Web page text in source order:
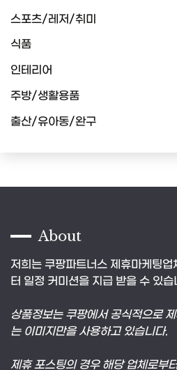
스포츠/레저/취미
식품
인테리어
주방/생활용품
출산/유아동/완구
About
저희는 쿠팡파트너스 제휴마케팅
터 일정 커미션을 지급 받을 수 있습
상품정보는 쿠팡에서 공식적으로
는 이미지만을 사용하고 있습니다.
제휴 포스팅의 경우 해당 업체로부